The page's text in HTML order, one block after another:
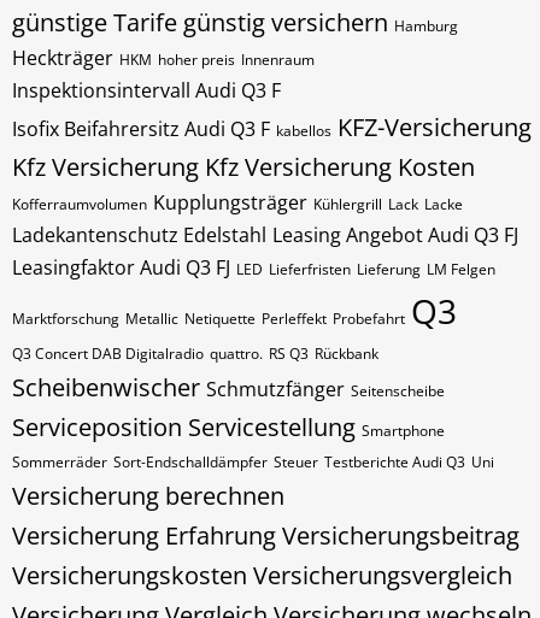
günstige Tarife günstig versichern Hamburg
Heckträger HKM hoher preis Innenraum
Inspektionsintervall Audi Q3 F
Isofix Beifahrersitz Audi Q3 F kabellos KFZ-Versicherung
Kfz Versicherung Kfz Versicherung Kosten
Kofferraumvolumen Kupplungsträger Kühlergrill Lack Lacke
Ladekantenschutz Edelstahl Leasing Angebot Audi Q3 FJ
Leasingfaktor Audi Q3 FJ LED Lieferfristen Lieferung LM Felgen
Marktforschung Metallic Netiquette Perleffekt Probefahrt Q3
Q3 Concert DAB Digitalradio quattro. RS Q3 Rückbank
Scheibenwischer Schmutzfänger Seitenscheibe
Serviceposition Servicestellung Smartphone
Sommerräder Sort-Endschalldämpfer Steuer Testberichte Audi Q3 Uni
Versicherung berechnen
Versicherung ErfahrungVersicherungsbeitrag
Versicherungskosten Versicherungsvergleich